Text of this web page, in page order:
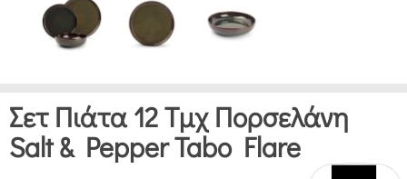
Σετ Πιάτα 12 Τμχ Πορσελάνη
Salt & Pepper Tabo Flare